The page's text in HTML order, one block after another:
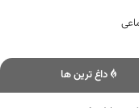
داغ ترین ها